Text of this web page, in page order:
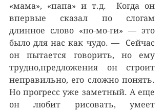
«мама», «папа» и т.д.  Когда он
впервые сказал по слогам
длинное слово «по-мо-ги» — это
было для нас как чудо. —  Сейчас
он пытается говорить, но ему
трудно,предложения он строит
неправильно, его сложно понять.
Но прогресс уже заметный. А еще
он любит рисовать, умеет